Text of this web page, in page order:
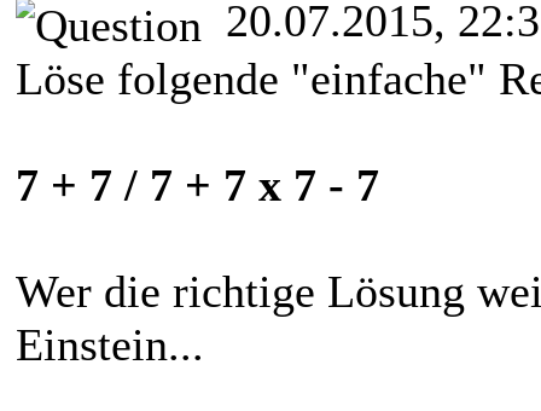
20.07.2015,
Löse folgende "einfache"
7 + 7 / 7 + 7 x 7 - 7
Wer die richtige Lösung
Einstein...